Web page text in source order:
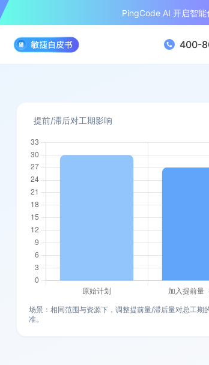
PingCode AI 开启智
400-
提前/滞后对工期影响
场景：相同范围与资源下，调整提前量/滞后量对总工期
准。